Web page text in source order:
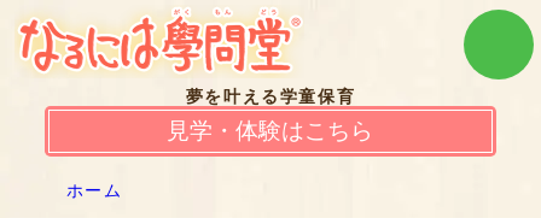
夢を叶える学童保育
見学・体験はこちら
ホーム